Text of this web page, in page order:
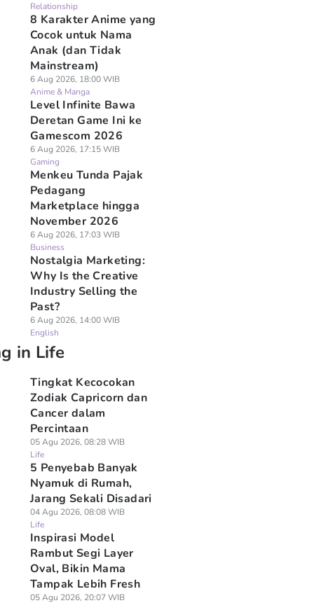
Relationship
8 Karakter Anime yang
Cocok untuk Nama
Anak (dan Tidak
Mainstream)
6 Aug 2026, 18:00 WIB
Anime & Manga
Level Infinite Bawa
Deretan Game Ini ke
Gamescom 2026
6 Aug 2026, 17:15 WIB
Gaming
Menkeu Tunda Pajak
Pedagang
Marketplace hingga
November 2026
6 Aug 2026, 17:03 WIB
Business
Nostalgia Marketing:
Why Is the Creative
Industry Selling the
Past?
6 Aug 2026, 14:00 WIB
English
in Life
Tingkat Kecocokan
Zodiak Capricorn dan
Cancer dalam
Percintaan
05 Agu 2026, 08:28 WIB
Life
5 Penyebab Banyak
Nyamuk di Rumah,
Jarang Sekali Disadari
04 Agu 2026, 08:08 WIB
Life
Inspirasi Model
Rambut Segi Layer
Oval, Bikin Mama
Tampak Lebih Fresh
05 Agu 2026, 20:07 WIB